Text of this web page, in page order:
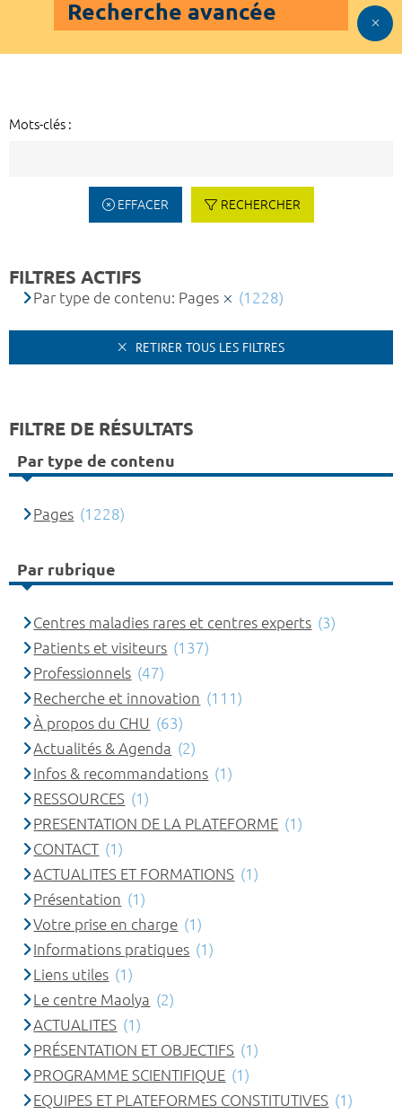
Recherche avancée
Mots-clés :
EFFACER RECHERCHER
FILTRES ACTIFS
Par type de contenu: Pages (1228)
RETIRER TOUS LES FILTRES
FILTRE DE RÉSULTATS
Par type de contenu
Pages (1228)
Par rubrique
Centres maladies rares et centres experts (3)
Patients et visiteurs (137)
Professionnels (47)
Recherche et innovation (111)
À propos du CHU (63)
Actualités & Agenda (2)
Infos & recommandations (1)
RESSOURCES (1)
PRESENTATION DE LA PLATEFORME (1)
CONTACT (1)
ACTUALITES ET FORMATIONS (1)
Présentation (1)
Votre prise en charge (1)
Informations pratiques (1)
Liens utiles (1)
Le centre Maolya (2)
ACTUALITES (1)
PRÉSENTATION ET OBJECTIFS (1)
PROGRAMME SCIENTIFIQUE (1)
EQUIPES ET PLATEFORMES CONSTITUTIVES (1)